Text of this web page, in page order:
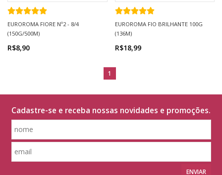
EUROROMA FIORE Nº2 - 8/4
(150G/500M)
R$8,90
EUROROMA FIO BRILHANTE 100G
(136M)
R$18,99
1
Cadastre-se e receba nossas novidades e promoções.
ENVIAR